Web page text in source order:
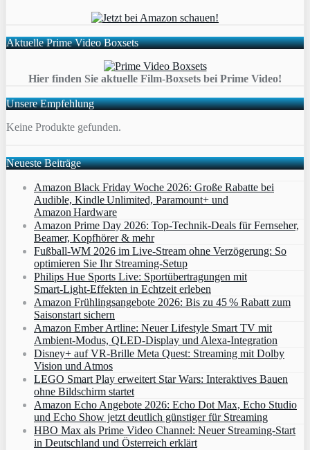
Aktuelle Prime Video Boxsets
Hier finden Sie aktuelle Film-Boxsets bei Prime Video!
Unsere Empfehlung
Keine Produkte gefunden.
Neueste Beiträge
Amazon Black Friday Woche 2026: Große Rabatte bei
Audible, Kindle Unlimited, Paramount+ und
Amazon Hardware
Amazon Prime Day 2026: Top-Technik-Deals für Fernseher,
Beamer, Kopfhörer & mehr
Fußball-WM 2026 im Live-Stream ohne Verzögerung: So
optimieren Sie Ihr Streaming-Setup
Philips Hue Sports Live: Sportübertragungen mit
Smart‑Light‑Effekten in Echtzeit erleben
Amazon Frühlingsangebote 2026: Bis zu 45 % Rabatt zum
Saisonstart sichern
Amazon Ember Artline: Neuer Lifestyle Smart TV mit
Ambient‑Modus, QLED‑Display und Alexa‑Integration
Disney+ auf VR-Brille Meta Quest: Streaming mit Dolby
Vision und Atmos
LEGO Smart Play erweitert Star Wars: Interaktives Bauen
ohne Bildschirm startet
Amazon Echo Angebote 2026: Echo Dot Max, Echo Studio
und Echo Show jetzt deutlich günstiger für Streaming
HBO Max als Prime Video Channel: Neuer Streaming‑Start
in Deutschland und Österreich erklärt